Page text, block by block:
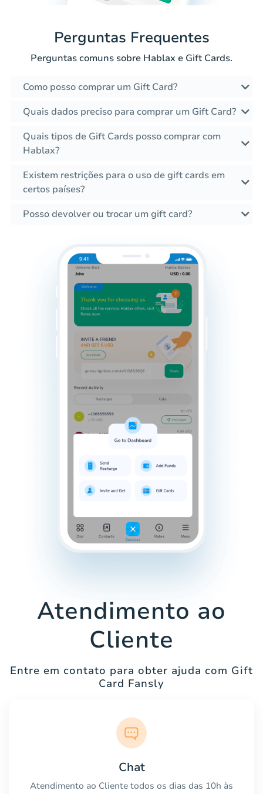
Perguntas Frequentes
Perguntas comuns sobre Hablax e Gift Cards.
Como posso comprar um Gift Card?
Quais dados preciso para comprar um Gift Card?
Quais tipos de Gift Cards posso comprar com
Hablax?
Existem restrições para o uso de gift cards em
certos países?
Posso devolver ou trocar um gift card?
Atendimento ao
Cliente
Entre em contato para obter ajuda com Gift
Card Fansly
Chat
Atendimento ao Cliente todos os dias das 10h às